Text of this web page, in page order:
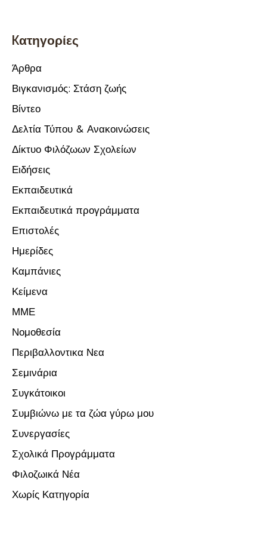
Kατηγορίες
Άρθρα
Βιγκανισμός: Στάση ζωής
Βίντεο
Δελτία Τύπου & Ανακοινώσεις
Δίκτυο Φιλόζωων Σχολείων
Ειδήσεις
Εκπαιδευτικά
Εκπαιδευτικά προγράμματα
Επιστολές
Ημερίδες
Καμπάνιες
Κείμενα
ΜΜΕ
Νομοθεσία
Περιβαλλοντικα Νεα
Σεμινάρια
Συγκάτοικοι
Συμβιώνω με τα ζώα γύρω μου
Συνεργασίες
Σχολικά Προγράμματα
Φιλοζωικά Νέα
Χωρίς Κατηγορία